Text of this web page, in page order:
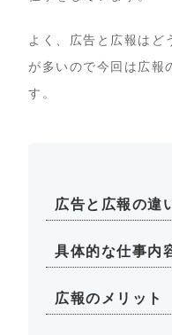
よく、広告と広報はど
が多いので今回は広報
す。
広告と広報の違
具体的な仕事内
広報のメリット